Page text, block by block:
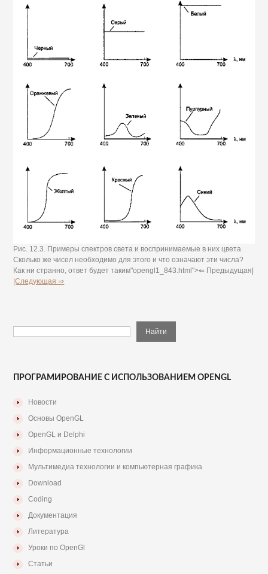
Рис. 12.3. Примеры спектров света и воспринимаемые в них цвета
Сколько же чисел необходимо для этого и что означают эти числа?
Как ни странно, ответ будет таким"opengl1_843.html">⇐ Предыдущая|
|Следующая ⇒
ПРОГРАМИРОВАНИЕ С ИСПОЛЬЗОВАНИЕМ OPENGL
Новости
Основы OpenGL
OpenGL и Delphi
Информационные технологии
Мультимедиа технологии и компьютерная графика
Download
Coding
Документация
Литература
Уроки по OpenGl
Статьи